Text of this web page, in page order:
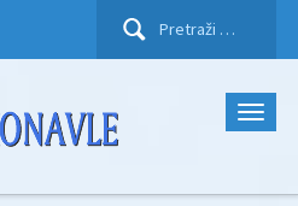
Pretraži: